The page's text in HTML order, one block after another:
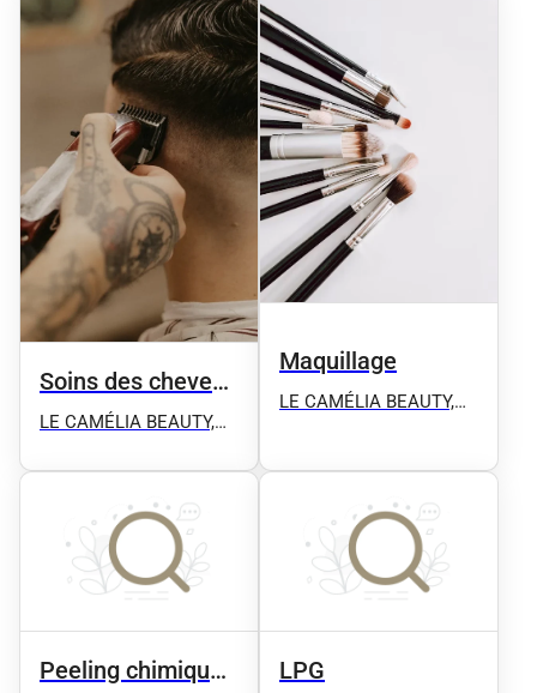
Microneedling, Épilation
définitive ect
Pen - Détatouage -
Massage
Soins des cheveux
et spa
LE CAMÉLIA BEAUTY,
Microshhading,
Microneedling, Épilation
définitive ect
Maquillage
LE CAMÉLIA BEAUTY,
définitive ect
Peeling chimique
LPG